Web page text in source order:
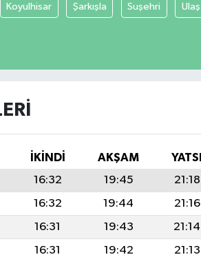
Koyulhisar Şarkışla Suşehri Ulaş
İKINDI AKŞAM
YATSI
16:32 19:45
21:18
16:32 19:44
21:16
16:31 19:43
21:14
16:31 19:42
21:13